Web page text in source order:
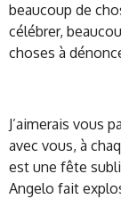
beaucoup de
célébrer,
choses à
J’aimerais vous
avec vous, à
est une fête
Angelo fait